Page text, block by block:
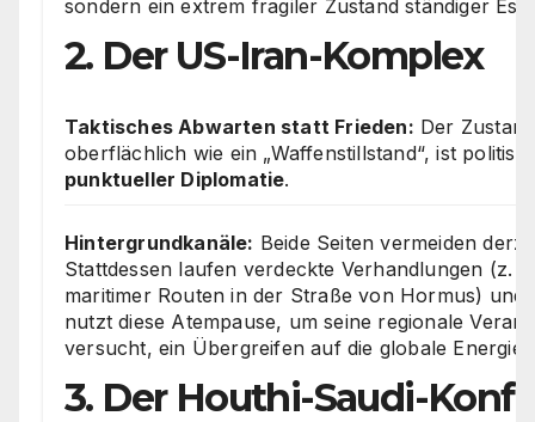
sondern ein extrem fragiler Zustand ständiger
2. Der US-Iran-Komplex
Taktisches Abwarten statt Frieden: Der
oberflächlich wie ein „Waffenstillstand“, ist
punktueller Diplomatie.
Hintergrundkanäle: Beide Seiten vermeiden
Stattdessen laufen verdeckte Verhandlungen (z.
maritimer Routen in der Straße von Hormus)
nutzt diese Atempause, um seine regionale
versucht, ein Übergreifen auf die globale
3. Der Houthi-Saudi-